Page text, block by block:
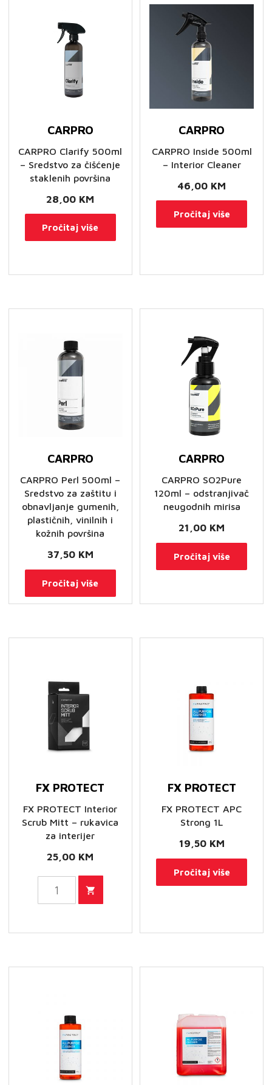
CARPRO
CARPRO Clarify 500ml
– Sredstvo za čišćenje
staklenih površina
28,00 KM
Pročitaj više
CARPRO
CARPRO Inside 500ml
– Interior Cleaner
46,00 KM
Pročitaj više
CARPRO
CARPRO Perl 500ml –
Sredstvo za zaštitu i
obnavljanje gumenih,
plastičnih, vinilnih i
kožnih površina
37,50 KM
Pročitaj više
CARPRO
CARPRO SO2Pure
120ml – odstranjivač
neugodnih mirisa
21,00 KM
Pročitaj više
FX PROTECT
FX PROTECT Interior
Scrub Mitt – rukavica
za interijer
25,00 KM
PROTECT
interijer
količina
FX PROTECT
FX PROTECT APC
Strong 1L
19,50 KM
Pročitaj više